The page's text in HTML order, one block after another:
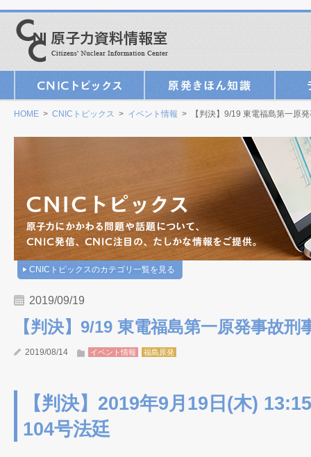
HOME > CNICトピックス > イベント情報 > 【判決】9/19 東電福島第一原
CNICトピックスのカテゴリ一覧を見る
2019/09/19
【判決】9/19 東電福島第一原発事故刑
2019/08/14 イベント情報 福島原発
【判決】 2019年9月19日(木)
104号法廷